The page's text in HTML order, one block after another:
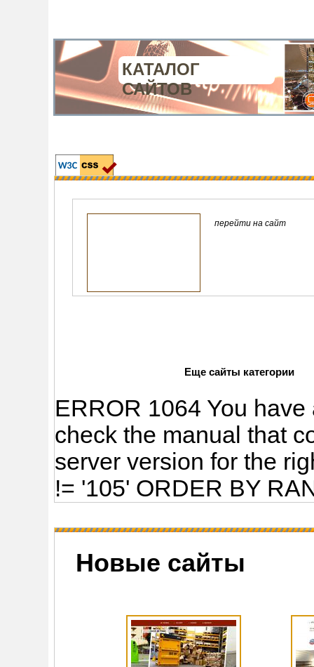
КАТАЛОГ
САЙТОВ
Новые сайты
перейти на сайт
Еще сайты категории
ERROR 1064 You
check the manual that
server version for the
!= '105' ORDER BY